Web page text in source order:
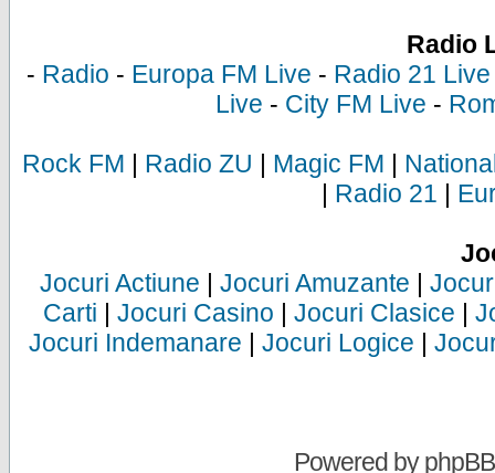
Radio
- Radio - Europa FM Live - Radio 21 Live
Live - City FM Live -
Rock FM | Radio ZU | Magic FM |
| Radio 21 |
Jocuri Actiune | Jocuri Amuzante |
Carti | Jocuri Casino | Jocuri Clasice |
Jocuri Indemanare | Jocuri Logice |
Powered byphpBB